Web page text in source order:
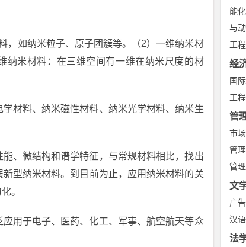
，如纳米粒子、原子团簇等。（2）一维纳米材
纳米材料：在三维空间有一维在纳米尺度的材
材料、纳米磁性材料、纳米光学材料、纳米生
、微结构和谱学特征，与常规材料相比，找出
型纳米材料。到目前为止，应用纳米材料的关
。
用于电子、医药、化工、军事、航空航天等众
能化
与
工程
经
国
工程
管
市
管理
管理
文
广
汉
法